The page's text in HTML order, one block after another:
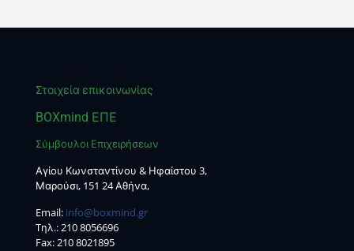
Στοιχεία επικοινωνίας
BOXmind ΕΠΕ
Σύμβουλοι Επιχειρήσεων
Αγίου Κωνσταντίνου & Ηφαίστου 3,
Μαρούσι, 151 24 Αθήνα,
Email: info@boxmind.gr
Tηλ.:210 8056696
Fax: 210 8021895